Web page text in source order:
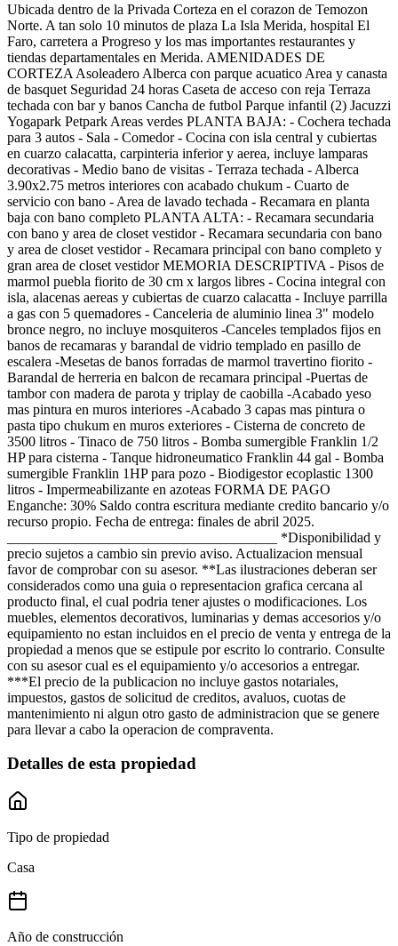
Ubicada dentro de la Privada Corteza en el corazon de Temozon
Norte. A tan solo 10 minutos de plaza La Isla Merida, hospital El
Faro, carretera a Progreso y los mas importantes restaurantes y
tiendas departamentales en Merida. AMENIDADES DE
CORTEZA Asoleadero Alberca con parque acuatico Area y canasta
de basquet Seguridad 24 horas Caseta de acceso con reja Terraza
techada con bar y banos Cancha de futbol Parque infantil (2) Jacuzzi
Yogapark Petpark Areas verdes PLANTA BAJA: - Cochera techada
para 3 autos - Sala - Comedor - Cocina con isla central y cubiertas
en cuarzo calacatta, carpinteria inferior y aerea, incluye lamparas
decorativas - Medio bano de visitas - Terraza techada - Alberca
3.90x2.75 metros interiores con acabado chukum - Cuarto de
servicio con bano - Area de lavado techada - Recamara en planta
baja con bano completo PLANTA ALTA: - Recamara secundaria
con bano y area de closet vestidor - Recamara secundaria con bano
y area de closet vestidor - Recamara principal con bano completo y
gran area de closet vestidor MEMORIA DESCRIPTIVA - Pisos de
marmol puebla fiorito de 30 cm x largos libres - Cocina integral con
isla, alacenas aereas y cubiertas de cuarzo calacatta - Incluye parrilla
a gas con 5 quemadores - Canceleria de aluminio linea 3" modelo
bronce negro, no incluye mosquiteros -Canceles templados fijos en
banos de recamaras y barandal de vidrio templado en pasillo de
escalera -Mesetas de banos forradas de marmol travertino fiorito -
Barandal de herreria en balcon de recamara principal -Puertas de
tambor con madera de parota y triplay de caobilla -Acabado yeso
mas pintura en muros interiores -Acabado 3 capas mas pintura o
pasta tipo chukum en muros exteriores - Cisterna de concreto de
3500 litros - Tinaco de 750 litros - Bomba sumergible Franklin 1/2
HP para cisterna - Tanque hidroneumatico Franklin 44 gal - Bomba
sumergible Franklin 1HP para pozo - Biodigestor ecoplastic 1300
litros - Impermeabilizante en azoteas FORMA DE PAGO
Enganche: 30% Saldo contra escritura mediante credito bancario y/o
recurso propio. Fecha de entrega: finales de abril 2025.
______________________________________ *Disponibilidad y
precio sujetos a cambio sin previo aviso. Actualizacion mensual
favor de comprobar con su asesor. **Las ilustraciones deberan ser
considerados como una guia o representacion grafica cercana al
producto final, el cual podria tener ajustes o modificaciones. Los
muebles, elementos decorativos, luminarias y demas accesorios y/o
equipamiento no estan incluidos en el precio de venta y entrega de la
propiedad a menos que se estipule por escrito lo contrario. Consulte
con su asesor cual es el equipamiento y/o accesorios a entregar.
***El precio de la publicacion no incluye gastos notariales,
impuestos, gastos de solicitud de creditos, avaluos, cuotas de
mantenimiento ni algun otro gasto de administracion que se genere
para llevar a cabo la operacion de compraventa.
Detalles de esta propiedad
Tipo de propiedad
Casa
Año de construcción